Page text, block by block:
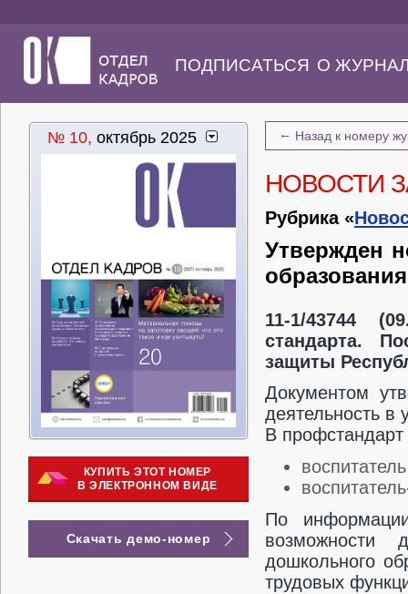
ПОДПИСАТЬСЯ О
№ 10, октябрь 2025
КУПИТЬ ЭТОТ НОМЕР
В ЭЛЕКТРОННОМ ВИДЕ
Скачать демо-номер
← Назад к номеру
НОВОСТИ
Рубрика «
Утвержден
образования
11-1/43744
стандарта.
защиты
Документом
деятельность в
В
По
возможности
дошкольного
трудовых